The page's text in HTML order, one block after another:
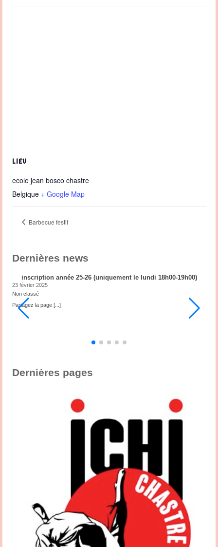
LIEU
ecole jean bosco chastre
Belgique + Google Map
Barbecue festif
Dernières news
inscription année 25-26 (uniquement le lundi 18h00-19h00)
23 février 2025
Non classé
Partagez la page [...]
Dernières pages